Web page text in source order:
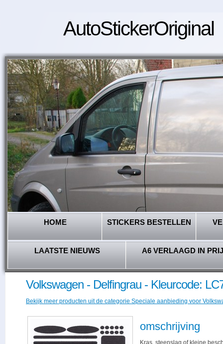
AutoStickerOriginal
HOME STICKERS BESTELLEN
LAATSTE NIEUWS A6 VERLAAGD IN
Volkswagen - Delfingrau - Kleurcode:
Bekijk meer producten uit de categorie Speciale aanbieding voor
omschrijving
Kras, steenslag of kleine